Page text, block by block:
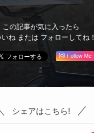
この記事が気に入ったら
いね または フォローしてね！
Follow Me
シェアはこちら!